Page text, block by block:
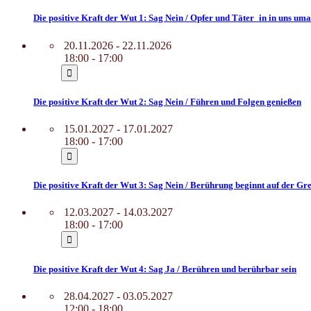
Die positive Kraft der Wut 1: Sag Nein / Opfer und Täter_in in uns
20.11.2026 - 22.11.2026
18:00 - 17:00
Die positive Kraft der Wut 2: Sag Nein / Führen und Folgen genießen
15.01.2027 - 17.01.2027
18:00 - 17:00
Die positive Kraft der Wut 3: Sag Nein / Berührung beginnt auf der
12.03.2027 - 14.03.2027
18:00 - 17:00
Die positive Kraft der Wut 4: Sag Ja / Berühren und berührbar sein
28.04.2027 - 03.05.2027
12:00 - 18:00